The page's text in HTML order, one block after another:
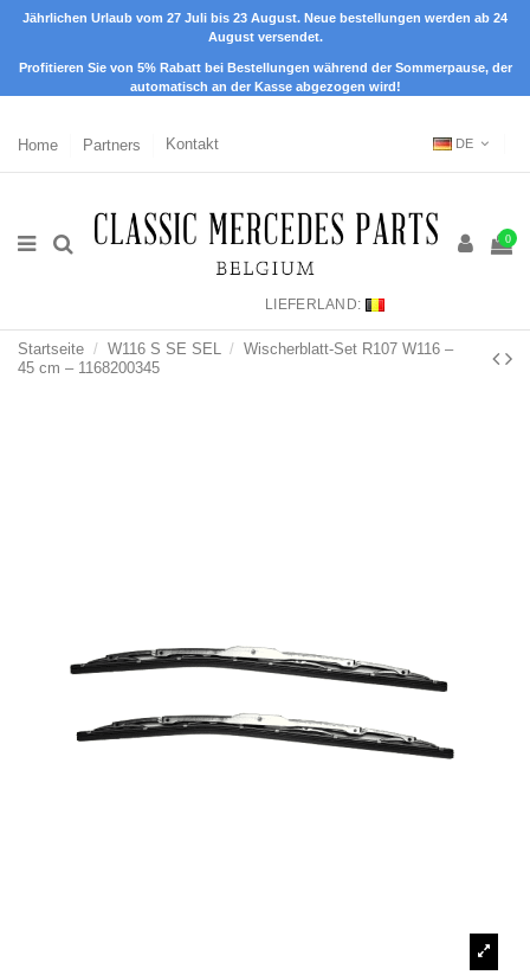
Jährlichen Urlaub vom 27 Juli bis 23 August. Neue bestellungen werden ab 24
August versendet.
Profitieren Sie von 5% Rabatt bei Bestellungen während der Sommerpause, der
automatisch an der Kasse abgezogen wird!
Home Partners Kontakt DE
0
LIEFERLAND:
Startseite W116 S SE SEL
Wischerblatt-Set R107 W116 –
45 cm – 1168200345